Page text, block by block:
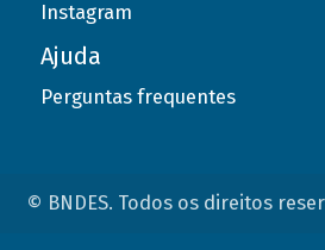
Instagram
Ajuda
Perguntas frequentes
© BNDES. Todos os direitos